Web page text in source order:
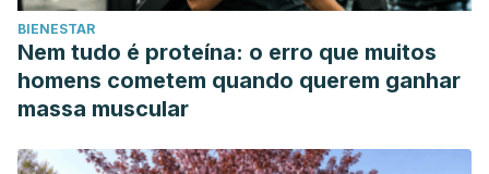
BIENESTAR
Nem tudo é proteína: o erro que muitos
homens cometem quando querem ganhar
massa muscular